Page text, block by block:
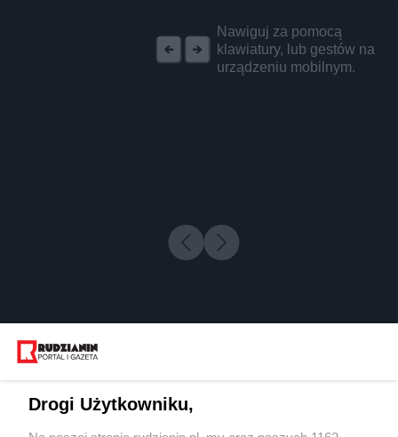
Nawiguj za pomocą
klawiatury, lub gestów na
urządzeniu mobilnym.
Drogi Użytkowniku,